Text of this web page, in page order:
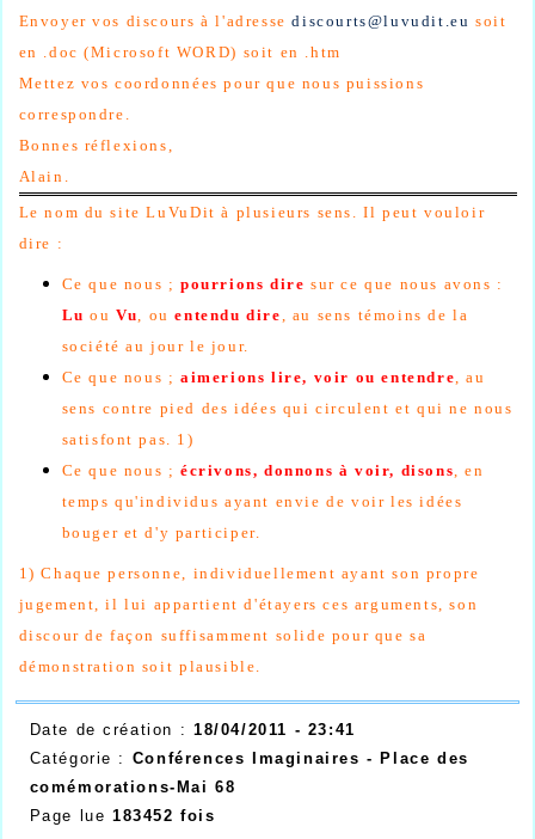
Envoyer vos discours à l'adressediscourts@luvudit.eu soit
en .doc (Microsoft WORD) soit en .htm
Mettez vos coordonnées pour que nous puissions
correspondre.
Bonnes réflexions,
Alain.
Le nom du site LuVuDit à plusieurs sens. Il peut vouloir
dire :
Ce que nous ; pourrions dire sur ce que nous avons :
Lu ouVu, ouentendu dire, au sens témoins de la
société au jour le jour.
Ce que nous ; aimerions lire, voir ou entendre, au
sens contre pied des idées qui circulent et qui ne nous
satisfont pas. 1)
Ce que nous ; écrivons, donnons à voir, disons, en
temps qu'individus ayant envie de voir les idées
bouger et d'y participer.
1) Chaque personne, individuellement ayant son propre
jugement, il lui appartient d'étayers ces arguments, son
discour de façon suffisamment solide pour que sa
démonstration soit plausible.
Date de création : 18/04/2011 - 23:41
Catégorie : Conférences Imaginaires - Place des
comémorations-Mai 68
Page lue 183452 fois